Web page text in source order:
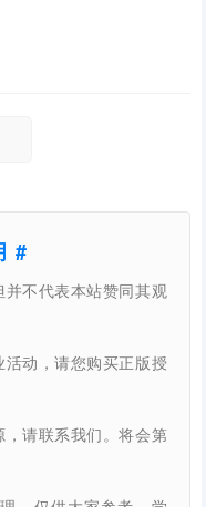
#
不代表本站赞同其观
动，请您购买正版授
请联系我们。将会第